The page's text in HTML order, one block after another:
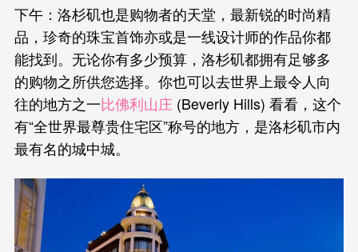
下午：洛杉矶也是购物者的天堂，最新锐的时尚精
品，珍奇的珠宝首饰亦或是一线设计师的作品你都
能找到。无论你有多少预算，洛杉矶都拥有足够多
的购物之所供您选择。你也可以去世界上最令人向
往的地方之一比佛利山庄 (Beverly Hills) 看看，这个
有“全世界最尊贵住宅区”称号的地方，是洛杉矶市内
最有名的城中城。